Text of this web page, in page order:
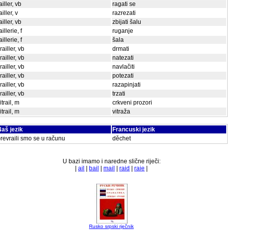
vb
ragati se
v
razrezati
vb
zbijati šalu
f
ruganje
f
šala
vb
drmati
vb
natezati
vb
navlačiti
vb
potezati
vb
razapinjati
vb
trzati
m
crkveni prozori
m
vitraža
jezik
Francuski jezik
smo se u računu
děchet
U bazi imamo i naredne slične riječi:
ail bail mail raid raie
Rusko srpski rječnik